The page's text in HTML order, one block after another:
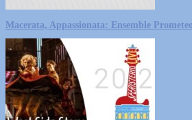
Macerata, Appassionata: Ensemble